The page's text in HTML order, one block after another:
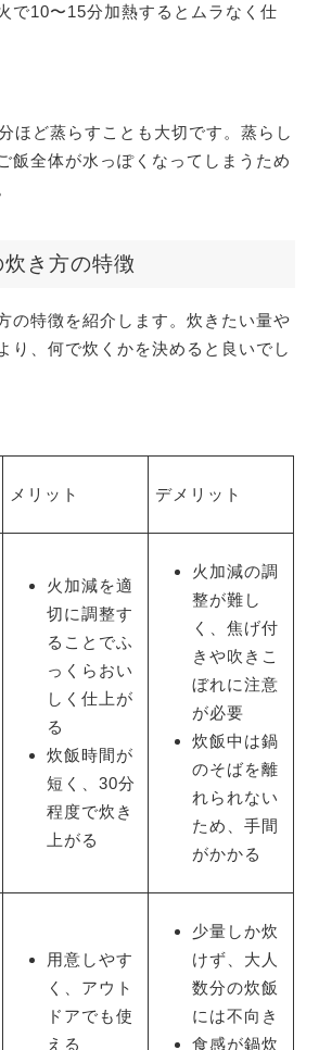
で10〜15分加熱するとムラなく仕
ほど蒸らすことも大切です。蒸らし
飯全体が水っぽくなってしまうため
き方の特徴
の特徴を紹介します。炊きたい量や
り、何で炊くかを決めると良いでし
メリット デメリット
火加減を適
切に調整す
ることでふ
っくらおい
しく仕上が
る
炊飯時間が
短く、30分
程度で炊き
上がる
火加減の調
整が難し
く、焦げ付
きや吹きこ
ぼれに注意
が必要
炊飯中は鍋
のそばを離
れられない
ため、手間
がかかる
用意しやす
く、アウト
ドアでも使
える
少量しか炊
けず、大人
数分の炊飯
には不向き
食感が鍋炊